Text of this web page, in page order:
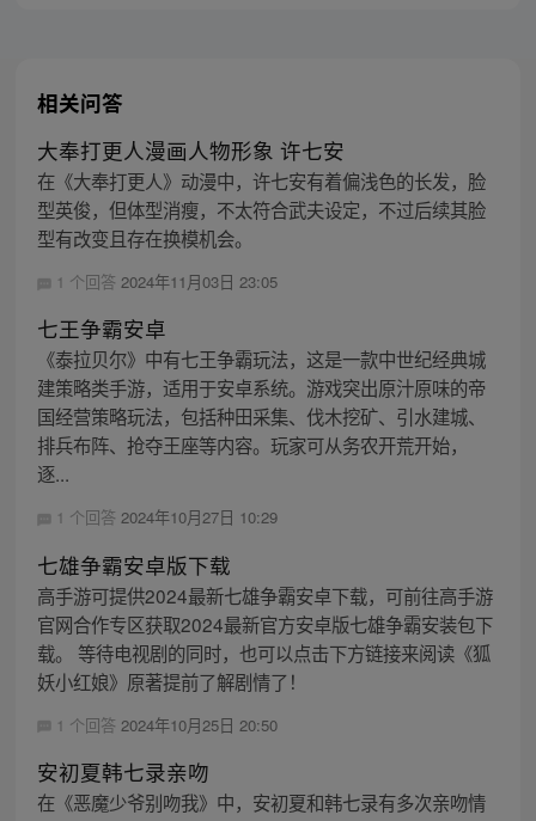
相关问答
大奉打更人漫画人物形象 许七安
在《大奉打更人》动漫中，许七安有着偏浅色的长发，脸
型英俊，但体型消瘦，不太符合武夫设定，不过后续其脸
型有改变且存在换模机会。
1 个回答 2024年11月03日 23:05
七王争霸安卓
《泰拉贝尔》中有七王争霸玩法，这是一款中世纪经典城
建策略类手游，适用于安卓系统。游戏突出原汁原味的帝
国经营策略玩法，包括种田采集、伐木挖矿、引水建城、
排兵布阵、抢夺王座等内容。玩家可从务农开荒开始，
逐...
1 个回答 2024年10月27日 10:29
七雄争霸安卓版下载
高手游可提供2024最新七雄争霸安卓下载，可前往高手游
官网合作专区获取2024最新官方安卓版七雄争霸安装包下
载。 等待电视剧的同时，也可以点击下方链接来阅读《狐
妖小红娘》原著提前了解剧情了！
1 个回答 2024年10月25日 20:50
安初夏韩七录亲吻
在《恶魔少爷别吻我》中，安初夏和韩七录有多次亲吻情